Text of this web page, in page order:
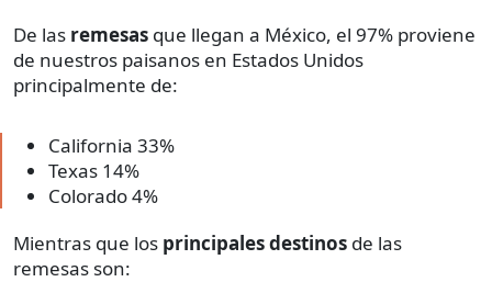
De las remesas que llegan a México, el 97% proviene
de nuestros paisanos en Estados Unidos
principalmente de:
California 33%
Texas 14%
Colorado 4%
Mientras que los principales destinos de las
remesas son: